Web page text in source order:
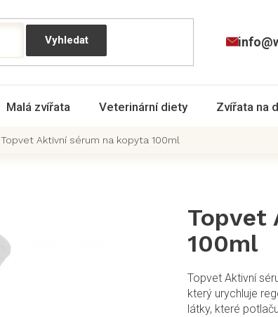
Malá zvířata Veterinární diety Zvířata na
Topvet Aktivní sérum na kopyta 100ml
Topvet Aktivní
který urychluje
látky, které
Topvet
100ml